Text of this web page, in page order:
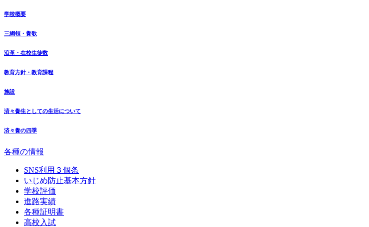
学校概要
三網領・黌歌
沿革・在校生徒数
教育方針・教育課程
施設
済々黌生としての生活について
済々黌の四季
各種の情報
SNS利用３個条
いじめ防止基本方針
学校評価
進路実績
各種証明書
高校入試